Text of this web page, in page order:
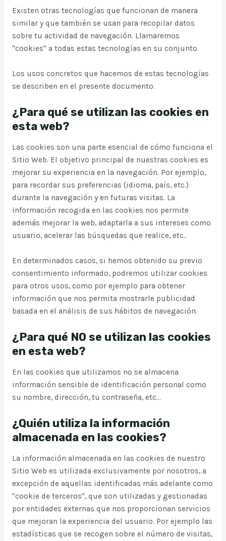
Existen otras tecnologías que funcionan de manera
similar y que también se usan para recopilar datos
sobre tu actividad de navegación. Llamaremos
"cookies" a todas estas tecnologías en su conjunto.
Los usos concretos que hacemos de estas tecnologías
se describen en el presente documento.
¿Para qué se utilizan las cookies en
esta web?
Las cookies son una parte esencial de cómo funciona el
Sitio Web. El objetivo principal de nuestras cookies es
mejorar su experiencia en la navegación. Por ejemplo,
para recordar sus preferencias (idioma, país, etc.)
durante la navegación y en futuras visitas. La
información recogida en las cookies nos permite
además mejorar la web, adaptarla a sus intereses como
usuario, acelerar las búsquedas que realice, etc..
En determinados casos, si hemos obtenido su previo
consentimiento informado, podremos utilizar cookies
para otros usos, como por ejemplo para obtener
información que nos permita mostrarle publicidad
basada en el análisis de sus hábitos de navegación.
¿Para qué NO se utilizan las cookies
en esta web?
En las cookies que utilizamos no se almacena
información sensible de identificación personal como
su nombre, dirección, tu contraseña, etc...
¿Quién utiliza la información
almacenada en las cookies?
La información almacenada en las cookies de nuestro
Sitio Web es utilizada exclusivamente por nosotros, a
excepción de aquellas identificadas más adelante como
"cookie de terceros", que son utilizadas y gestionadas
por entidades externas que nos proporcionan servicios
que mejoran la experiencia del usuario. Por ejemplo las
estadísticas que se recogen sobre el número de visitas,